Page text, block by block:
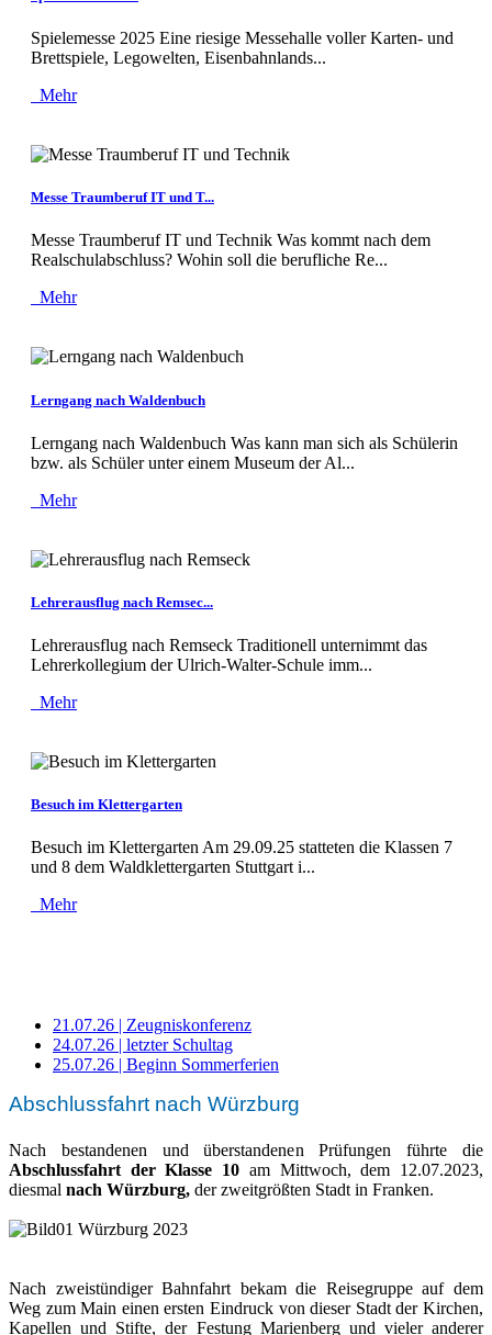
Spielemesse 2025 Eine riesige Messehalle voller Karten- und
Brettspiele, Legowelten, Eisenbahnlands...
Mehr
Messe Traumberuf IT und T...
Messe Traumberuf IT und Technik Was kommt nach dem
Realschulabschluss? Wohin soll die berufliche Re...
Mehr
Lerngang nach Waldenbuch
Lerngang nach Waldenbuch Was kann man sich als Schülerin
bzw. als Schüler unter einem Museum der Al...
Mehr
Lehrerausflug nach Remsec...
Lehrerausflug nach Remseck Traditionell unternimmt das
Lehrerkollegium der Ulrich-Walter-Schule imm...
Mehr
Besuch im Klettergarten
Besuch im Klettergarten Am 29.09.25 statteten die Klassen 7
und 8 dem Waldklettergarten Stuttgart i...
Mehr
21.07.26 | Zeugniskonferenz
24.07.26 | letzter Schultag
25.07.26 | Beginn Sommerferien
Abschlussfahrt nach Würzburg
Nach bestandenen und überstandenen Prüfungen führte die
Abschlussfahrt der Klasse 10 am Mittwoch, dem 12.07.2023,
diesmal nach Würzburg, der zweitgrößten Stadt in Franken.
Nach zweistündiger Bahnfahrt bekam die Reisegruppe auf dem
Weg zum Main einen ersten Eindruck von dieser Stadt der Kirchen,
Kapellen und Stifte, der Festung Marienberg und vieler anderer